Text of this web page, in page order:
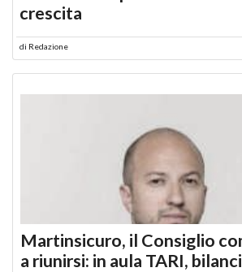
crescita
di Redazione
Martinsicuro, il Consiglio
a riunirsi: in aula TARI,